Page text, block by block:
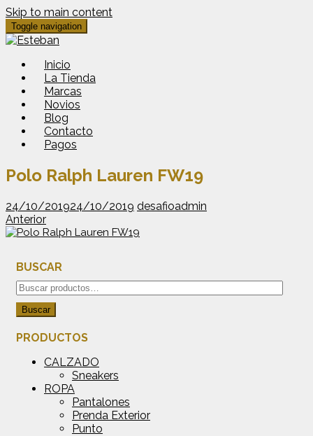
Skip to main content
Toggle navigation
Inicio
La Tienda
Marcas
Novios
Blog
Contacto
Pagos
Polo Ralph Lauren FW19
24/10/201924/10/2019 desafioadmin
Anterior
BUSCAR
Buscar
por:
Buscar
PRODUCTOS
CALZADO
Sneakers
ROPA
Pantalones
Prenda Exterior
Punto